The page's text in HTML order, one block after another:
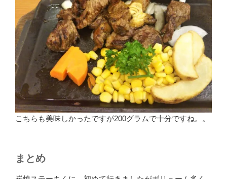
こちらも美味しかったですが200グラムで十分ですね。。
まとめ